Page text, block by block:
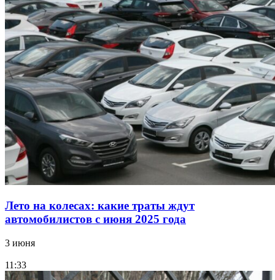
Лето на колесах: какие траты ждут
автомобилистов с июня 2025 года
3 июня
11:33